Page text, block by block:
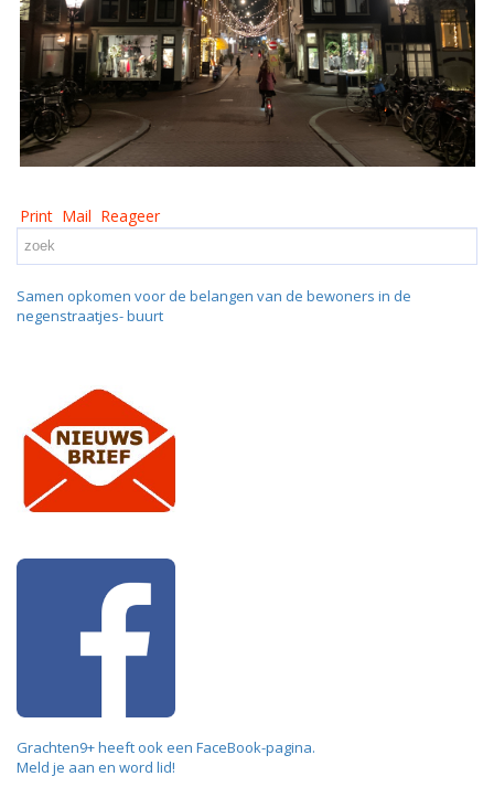
Print Mail Reageer
Samen opkomen voor de belangen van de bewoners in de
negenstraatjes- buurt
Grachten9+ heeft ook een FaceBook-pagina.
Meld je aan en word lid!